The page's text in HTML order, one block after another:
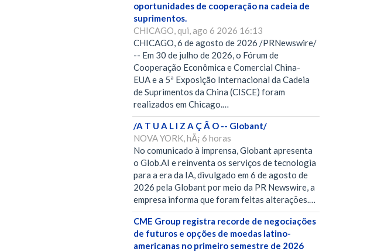
oportunidades de cooperação na cadeia de
suprimentos.
CHICAGO, qui, ago 6 2026 16:13
CHICAGO, 6 de agosto de 2026 /PRNewswire/
-- Em 30 de julho de 2026, o Fórum de
Cooperação Econômica e Comercial China-
EUA e a 5ª Exposição Internacional da Cadeia
de Suprimentos da China (CISCE) foram
realizados em Chicago.…
/A T U A L I Z A Ç Ã O -- Globant/
NOVA YORK, hÃ¡ 6 horas
No comunicado à imprensa, Globant apresenta
o Glob.AI e reinventa os serviços de tecnologia
para a era da IA, divulgado em 6 de agosto de
2026 pela Globant por meio da PR Newswire, a
empresa informa que foram feitas alterações.…
CME Group registra recorde de negociações
de futuros e opções de moedas latino-
americanas no primeiro semestre de 2026